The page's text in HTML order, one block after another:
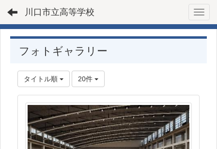
川口市立高等学校
フォトギャラリー
タイトル順 20件